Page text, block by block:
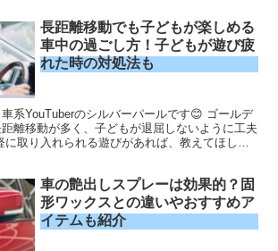
長距離移動でも子どもが楽しめる
車中の過ごし方！子どもが遊び疲
れた時の対処法も
系YouTuberのシルバーパールです😊 ゴールデ
離移動が多く、子どもが退屈しないように工夫
に取り入れられる遊びがあれば、教えてほしい
車の艶出しスプレーは効果的？固
形ワックスとの違いやおすすめア
イテムも紹介